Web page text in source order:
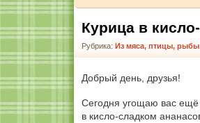
Курица в
Рубрика: Из мяса, птицы, рыбы
Добрый день, друзья!
Сегодня угощаю вас ещё
в кисло-сладком